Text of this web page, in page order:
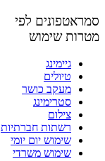
סמראטפונים לפי
מטרות שימוש
גיימינג
טיולים
מעקב כושר
סטרימינג
צילום
רשתות חברתיות
שימוש יום יומי
שימוש משרדי